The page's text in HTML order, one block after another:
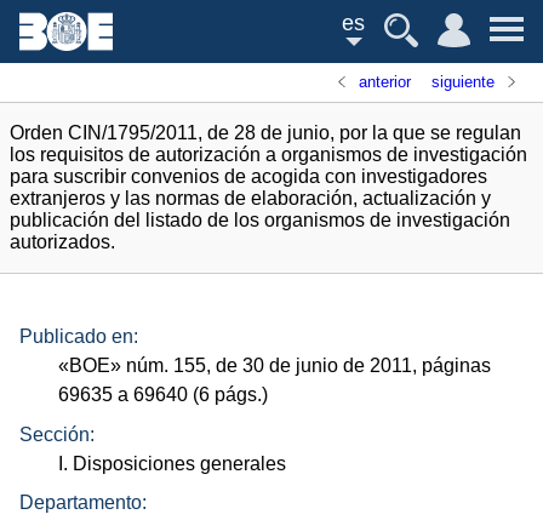
es
anterior siguiente
Orden CIN/1795/2011, de 28 de junio, por la que se regulan
los requisitos de autorización a organismos de investigación
para suscribir convenios de acogida con investigadores
extranjeros y las normas de elaboración, actualización y
publicación del listado de los organismos de investigación
autorizados.
Publicado en:
«BOE» núm. 155, de 30 de junio de 2011, páginas
69635 a 69640 (6 págs.)
Sección:
I. Disposiciones generales
Departamento: